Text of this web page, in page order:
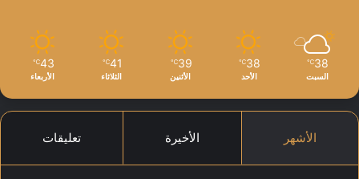
38
℃
السبت
38
℃
الأحد
39
℃
الأثنين
41
℃
الثلاثاء
43
℃
الأربعاء
الأشهر الأخيرة تعليقات